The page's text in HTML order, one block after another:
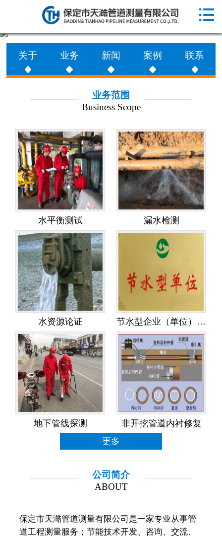
 网站首页
走进天澔
业务范围
联系天澔

关于 业务 新闻 案例 联系
业务范围
Business Scope
水平衡测试 漏水检测
水资源论证 节水型企业（单位）创建
地下管线探测
非开挖管道内衬修复
更多
公司简介
ABOUT
保定市天澔管道测量有限公司是一家专业从事管
道工程测量服务；节能技术开发、咨询、交流、